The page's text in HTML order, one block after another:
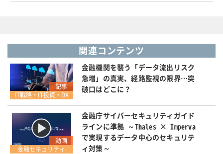
関連コンテンツ
記事
IT戦略・IT投資・DX
金融機関を襲う「データ流出リスク
急増」の真実、経路監視の限界…突
破口はどこに？
動画
金融セキュリティ
金融庁サイバーセキュリティガイド
ラインに準拠 ～Thales × Imperva
で実現するデータ中心のセキュリテ
ィ対策～